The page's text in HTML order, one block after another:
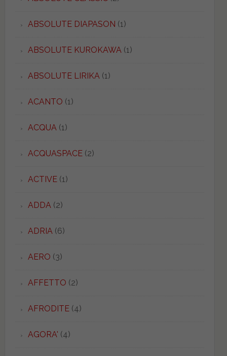
ABSOLUTE DIAPASON (1)
ABSOLUTE KUROKAWA(1)
ABSOLUTE LIRIKA(1)
ACANTO (1)
ACQUA(1)
ACQUASPACE(2)
ACTIVE(1)
ADDA(2)
ADRIA(6)
AERO (3)
AFFETTO (2)
AFRODITE(4)
AGORA' (4)